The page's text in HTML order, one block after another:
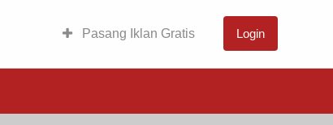
Pasang Iklan Gratis Login